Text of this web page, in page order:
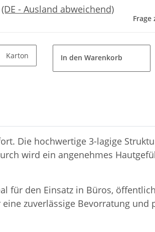
(DE - Ausland abweichend)
Frage
Karton In den Warenkorb
Die hochwertige 3-lagige
wird ein angenehmes
für den Einsatz in Büros,
zuverlässige Bevorratung und